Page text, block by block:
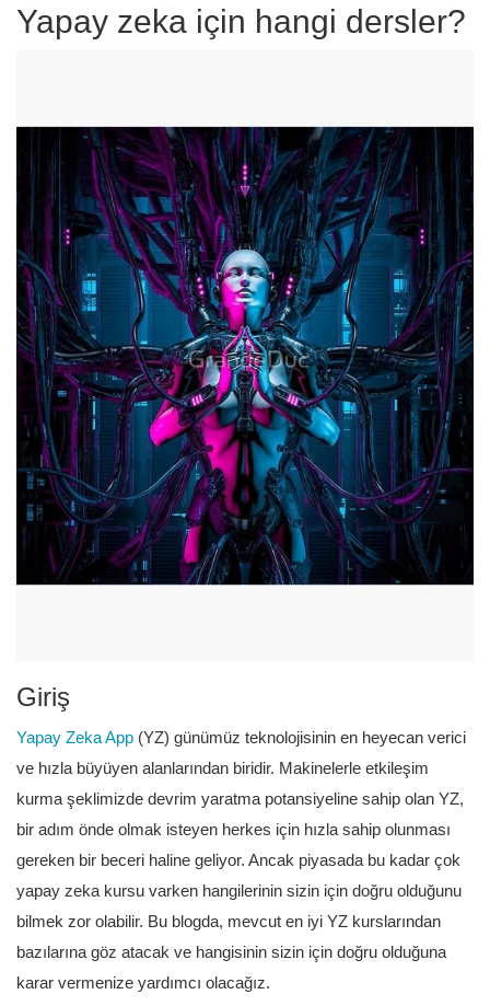
Yapay zeka için hangi dersler?
Giriş
Yapay Zeka App (YZ) günümüz teknolojisinin en heyecan verici
ve hızla büyüyen alanlarından biridir. Makinelerle etkileşim
kurma şeklimizde devrim yaratma potansiyeline sahip olan YZ,
bir adım önde olmak isteyen herkes için hızla sahip olunması
gereken bir beceri haline geliyor. Ancak piyasada bu kadar çok
yapay zeka kursu varken hangilerinin sizin için doğru olduğunu
bilmek zor olabilir. Bu blogda, mevcut en iyi YZ kurslarından
bazılarına göz atacak ve hangisinin sizin için doğru olduğuna
karar vermenize yardımcı olacağız.